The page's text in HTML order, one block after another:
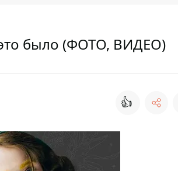
было (ФОТО, ВИДЕО)
👍